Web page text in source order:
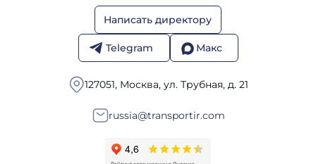
Написать директору
Telegram Макс
127051, Москва, ул. Трубная, д. 21
russia@transportir.com